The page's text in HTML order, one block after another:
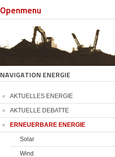
Openmenu
NAVIGATION ENERGIE
AKTUELLES ENERGIE
AKTUELLE DEBATTE
ERNEUERBARE ENERGIE
Solar
Wind